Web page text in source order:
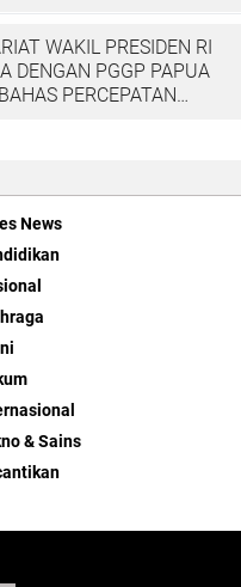
WAKIL PRESIDEN RI
DENGAN PGGP PAPUA
PERCEPATAN
News
& Sains